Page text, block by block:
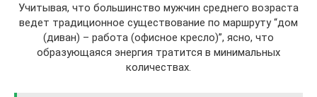
Учитывая, что большинство мужчин среднего возраста
ведет традиционное существование по маршруту “дом
(диван) – работа (офисное кресло)”, ясно, что
образующаяся энергия тратится в минимальных
количествах.